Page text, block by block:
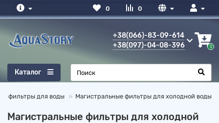
0
0
+38(066)-83-09-614
+38(097)-04-08-396
0
Каталог
фильтры для воды Магистральные фильтры для холодной воды
Магистральные фильтры для холодной